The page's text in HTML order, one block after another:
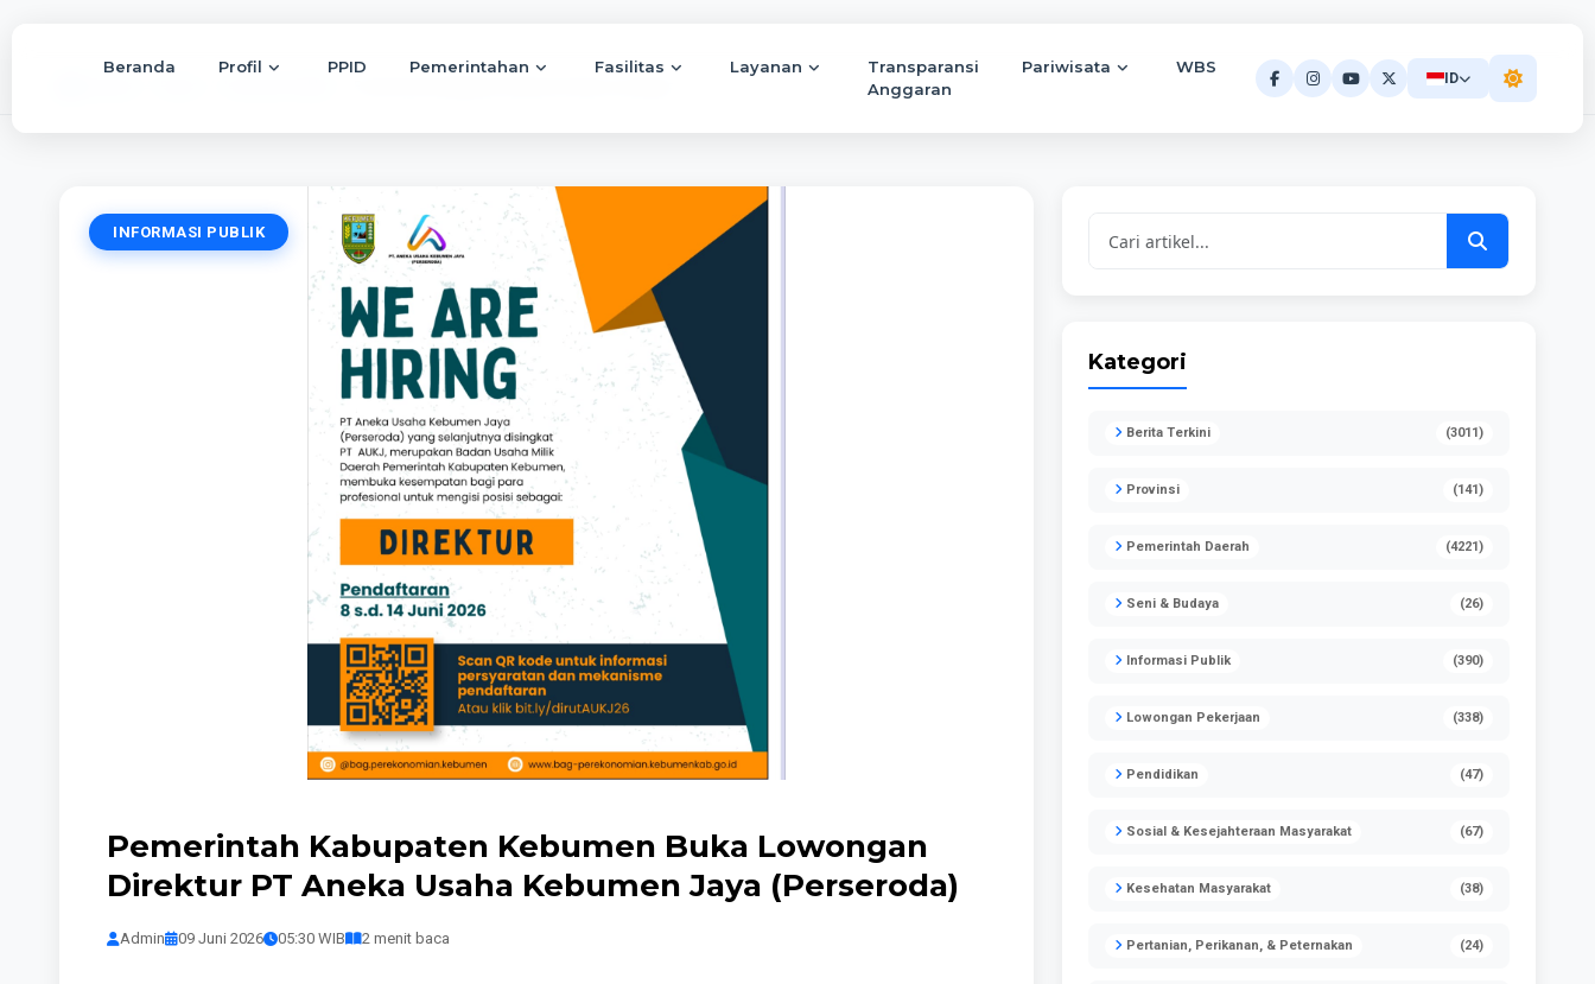
Beranda Profil PPID Pemerintahan Fasilitas Layanan
Transparansi
Anggaran
Pariwisata WBS
ID
INFORMASI PUBLIK
Pemerintah Kabupaten Kebumen Buka Lowongan
Direktur PT Aneka Usaha Kebumen Jaya (Perseroda)
Admin 09 Juni 2026 05:30 WIB 2 menit baca
Kategori
Berita Terkini (3011)
Provinsi (141)
Pemerintah Daerah (4221)
Seni & Budaya (26)
Informasi Publik (390)
Lowongan Pekerjaan (338)
Pendidikan (47)
Sosial & Kesejahteraan Masyarakat (67)
Kesehatan Masyarakat (38)
Pertanian, Perikanan, & Peternakan (24)